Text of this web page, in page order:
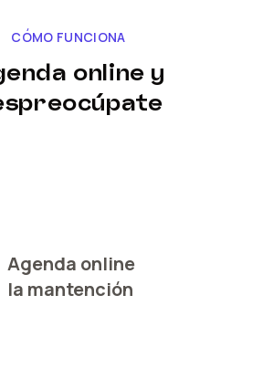
CÓMO FUNCIONA
online y
Agenda online
la mantención